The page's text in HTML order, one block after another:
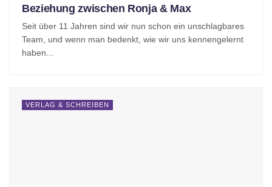
Beziehung zwischen Ronja & Max
Seit über 11 Jahren sind wir nun schon ein unschlagbares
Team, und wenn man bedenkt, wie wir uns kennengelernt
haben...
VERLAG & SCHREIBEN